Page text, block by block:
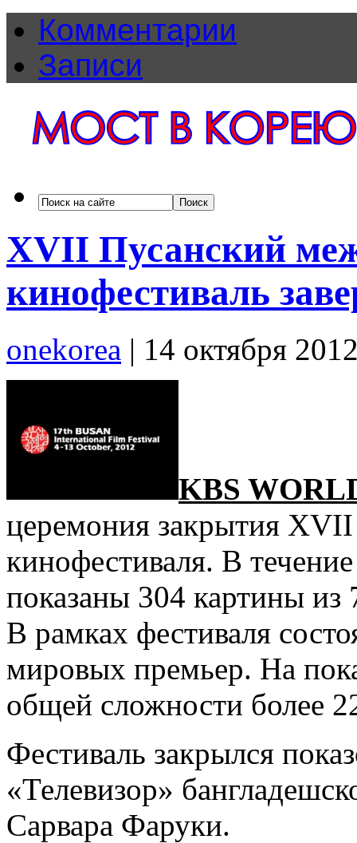
Комментарии
Записи
XVII Пусанский
кинофестиваль
onekorea | 14 октября
KBS
церемония закрытия
кинофестиваля. В
показаны 304 картины из
В рамках фестиваля
мировых премьер. На
общей сложности более
Фестиваль закрылся
«Телевизор»
Сарвара Фаруки.